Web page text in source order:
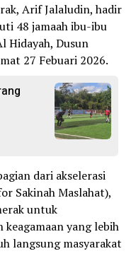
Arif Jalaludin, hadir
48 jamaah ibu-ibu
Hidayah, Dusun
27 Febuari 2026.
dari akselerasi
Sakinah Maslahat),
untuk
yang lebih
langsung masyarakat